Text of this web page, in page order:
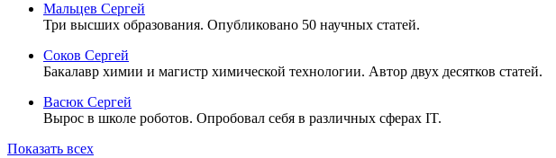
Мальцев Сергей
Три высших образования. Опубликовано 50 научных статей.
Соков Сергей
Бакалавр химии и магистр химической технологии. Автор двух десятков статей.
Васюк Сергей
Вырос в школе роботов. Опробовал себя в различных сферах IT.
Показать всех